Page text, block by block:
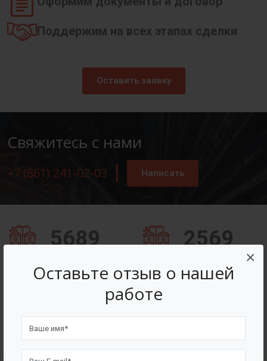
Оставьте отзыв о нашей
работе
×
Поддержим на всех этапах сделки
Оставить заявку
Свяжитесь с нами
+7 (861) 241-02-03 Написать
5689 2569
Счастливых клиентов